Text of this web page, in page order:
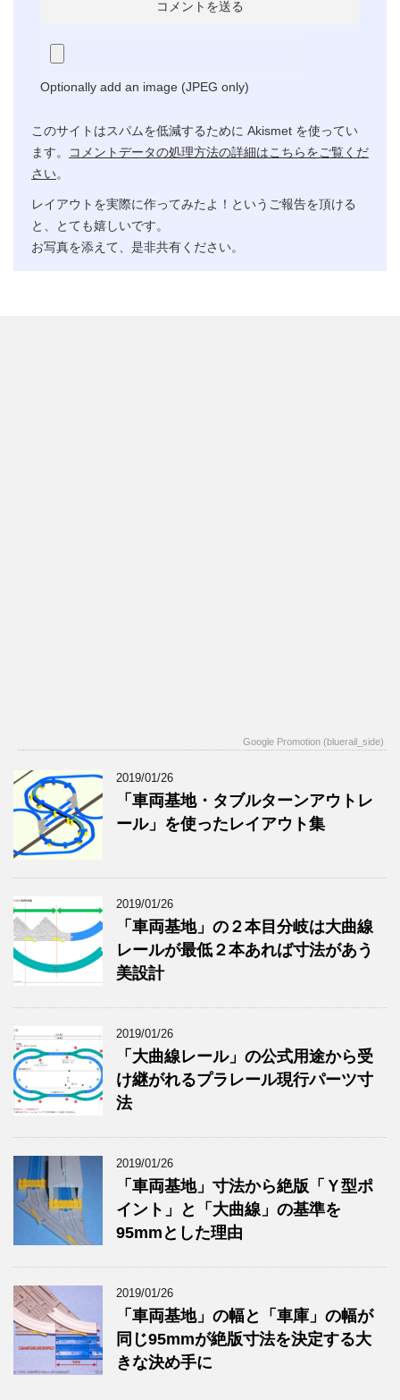
Optionally add an image (JPEG only)
このサイトはスパムを低減するために Akismet を使ってい
ます。
コメントデータの処理方法の詳細はこちらをご覧くだ
さい。
レイアウトを実際に作ってみたよ！というご報告を頂ける
と、とても嬉しいです。
お写真を添えて、是非共有ください。
Google Promotion (bluerail_side)
2019/01/26
「車両基地・タブルターンアウトレ
ール」を使ったレイアウト集
2019/01/26
「車両基地」の２本目分岐は大曲線
レールが最低２本あれば寸法があう
美設計
2019/01/26
「大曲線レール」の公式用途から受
け継がれるプラレール現行パーツ寸
法
2019/01/26
「車両基地」寸法から絶版「Ｙ型ポ
イント」と「大曲線」の基準を
95mmとした理由
2019/01/26
「車両基地」の幅と「車庫」の幅が
同じ95mmが絶版寸法を決定する大
きな決め手に